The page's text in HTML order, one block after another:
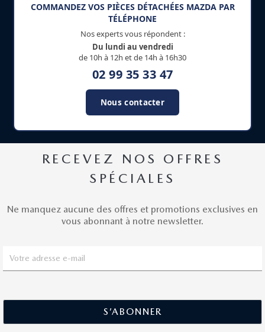
COMMANDEZ VOS PIÈCES DÉTACHÉES MAZDA PAR
TÉLÉPHONE
Nos experts vous répondent :
Du lundi au vendredi
de 10h à 12h et de 14h à 16h30
02 99 35 33 47
Nous contacter
RECEVEZ NOS OFFRES
SPÉCIALES
Ne manquez aucune des offres et promotions exclusives en
vous abonnant à notre newsletter.